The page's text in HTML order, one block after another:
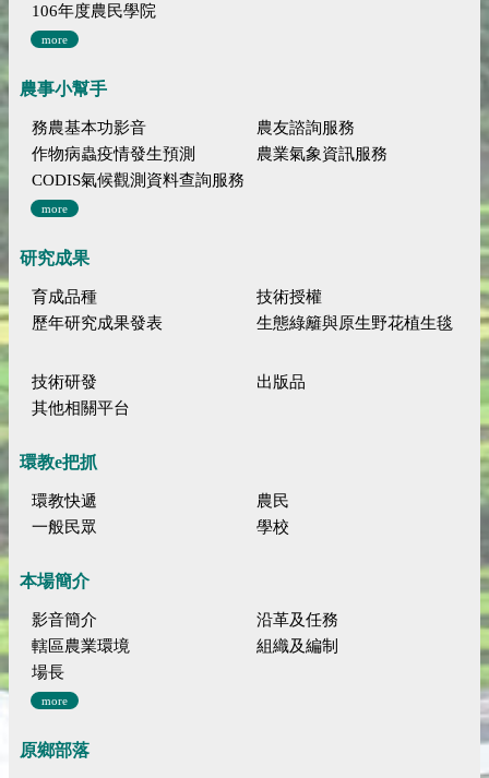
106年度農民學院
more
農事小幫手
務農基本功影音
農友諮詢服務
作物病蟲疫情發生預測
農業氣象資訊服務
CODIS氣候觀測資料查詢服務
more
研究成果
育成品種
技術授權
歷年研究成果發表
生態綠籬與原生野花植生毯
技術研發
出版品
其他相關平台
環教e把抓
環教快遞
農民
一般民眾
學校
本場簡介
影音簡介
沿革及任務
轄區農業環境
組織及編制
場長
more
原鄉部落